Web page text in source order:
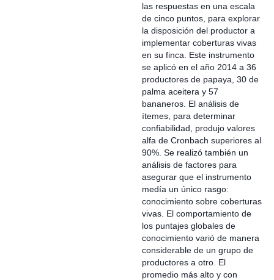
las respuestas en una escala
de cinco puntos, para explorar
la disposición del productor a
implementar coberturas vivas
en su finca. Este instrumento
se aplicó en el año 2014 a 36
productores de papaya, 30 de
palma aceitera y 57
bananeros. El análisis de
ítemes, para determinar
confiabilidad, produjo valores
alfa de Cronbach superiores al
90%. Se realizó también un
análisis de factores para
asegurar que el instrumento
medía un único rasgo:
conocimiento sobre coberturas
vivas. El comportamiento de
los puntajes globales de
conocimiento varió de manera
considerable de un grupo de
productores a otro. El
promedio más alto y con